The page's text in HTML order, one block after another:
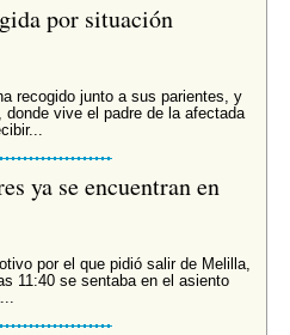
por situación
recogido junto a sus parientes, y
vive el padre de la afectada
ya se encuentran en
por el que pidió salir de Melilla,
11:40 se sentaba en el asiento